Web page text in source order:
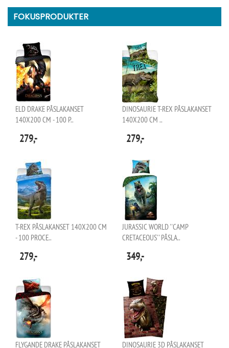
FOKUSPRODUKTER
ELD DRAKE PÅSLAKANSET
140X200 CM - 100 P..
279,-
DINOSAURIE T-REX PÅSLAKANSET
140X200 CM ..
279,-
T-REX PÅSLAKANSET 140X200 CM
- 100 PROCE..
279,-
JURASSIC WORLD ''CAMP
CRETACEOUS'' PÅSLA..
349,-
FLYGANDE DRAKE PÅSLAKANSET
DINOSAURIE 3D PÅSLAKANSET